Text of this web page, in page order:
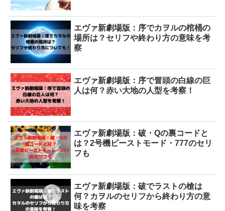
エヴァ新劇場版：序でカヲルの棺桶の
場所は？セリフや終わり方の意味を考
察
エヴァ新劇場版：序で冒頭の白線の巨
人は何？赤い大地の人型を考察！
エヴァ新劇場版：破・Qの裏コードと
は？2号機ビーストモード・777のセリ
フも
エヴァ新劇場版：破でラストの槍は
何？カヲルのセリフから終わり方の意
味を考察